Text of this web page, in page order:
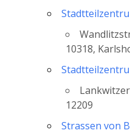
10318,
12209
Strassen von